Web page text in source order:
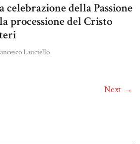
celebrazione della Passione
processione del Cristo
Lauciello
Next →